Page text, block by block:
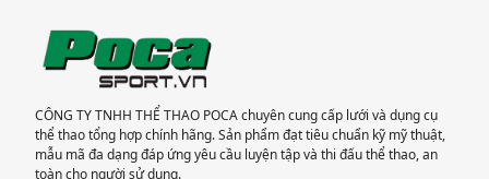
CÔNG TY TNHH THỂ THAO POCA chuyên cung cấp lưới và dụng cụ
thể thao tổng hợp chính hãng. Sản phẩm đạt tiêu chuẩn kỹ mỹ thuật,
mẫu mã đa dạng đáp ứng yêu cầu luyện tập và thi đấu thể thao, an
toàn cho người sử dụng.